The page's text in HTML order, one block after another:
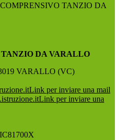
TANZIO DA
DA VARALLO
VARALLO (VC)
Link per inviare una mail
Link per inviare una